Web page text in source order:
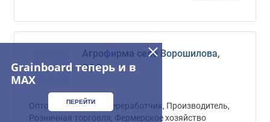
А
Агрофирма село Ворошилова,
ООО
Оптовая торговля, Переработчик, Производитель,
Розничная торговля, Фермерское хозяйство
Grainboard теперь и в
MAX
ПЕРЕЙТИ